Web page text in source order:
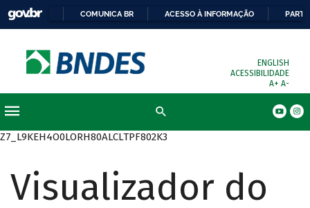
COMUNICA BR ACESSO À INFORMAÇÃO
ENGLISH
ACESSIBILIDADE
A+ A-
Z7_L9KEH4O0LORH80ALCLTPF802K3
Visualizador do